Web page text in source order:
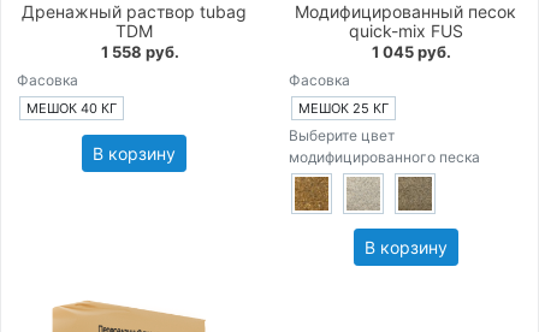
Дренажный раствор tubag
TDM
1 558 руб.
Фасовка
МЕШОК 40 КГ
В корзину
Модифицированный песок
quick-mix FUS
1 045 руб.
Фасовка
МЕШОК 25 КГ
Выберите цвет
модифицированного песка
В корзину